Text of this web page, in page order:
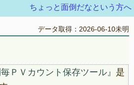
ちょっと面倒だなという方へ
データ取得：2026-06-10未明
ＰＶカウント保存ツール』 是